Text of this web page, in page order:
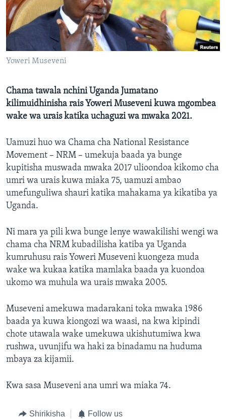
Yoweri Museveni
Chama tawala nchini Uganda Jumatano
kilimuidhinisha rais Yoweri Museveni kuwa mgombea
wake wa urais katika uchaguzi wa mwaka 2021.
Uamuzi huo wa Chama cha National Resistance
Movement – NRM – umekuja baada ya bunge
kupitisha muswada mwaka 2017 ulioondoa kikomo cha
umri wa urais kuwa miaka 75, uamuzi ambao
umefunguliwa shauri katika mahakama ya kikatiba ya
Uganda.
Ni mara ya pili kwa bunge lenye wawakilishi wengi wa
chama cha NRM kubadilisha katiba ya Uganda
kumruhusu rais Yoweri Museveni kuongeza muda
wake wa kukaa katika mamlaka baada ya kuondoa
ukomo wa muhula wa urais mwaka 2005.
Museveni amekuwa madarakani toka mwaka 1986
baada ya kuwa kiongozi wa waasi, na kwa kipindi
chote utawala wake umekuwa ukishutumiwa kwa
rushwa, uvunjifu wa haki za binadamu na huduma
mbaya za kijamii.
Kwa sasa Museveni ana umri wa miaka 74.
Shirikisha Follow us